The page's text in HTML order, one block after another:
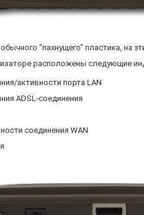
"пахнущего" пластика, на
расположены следующие
активности порта LAN
ADSL-соединения
соединения WAN